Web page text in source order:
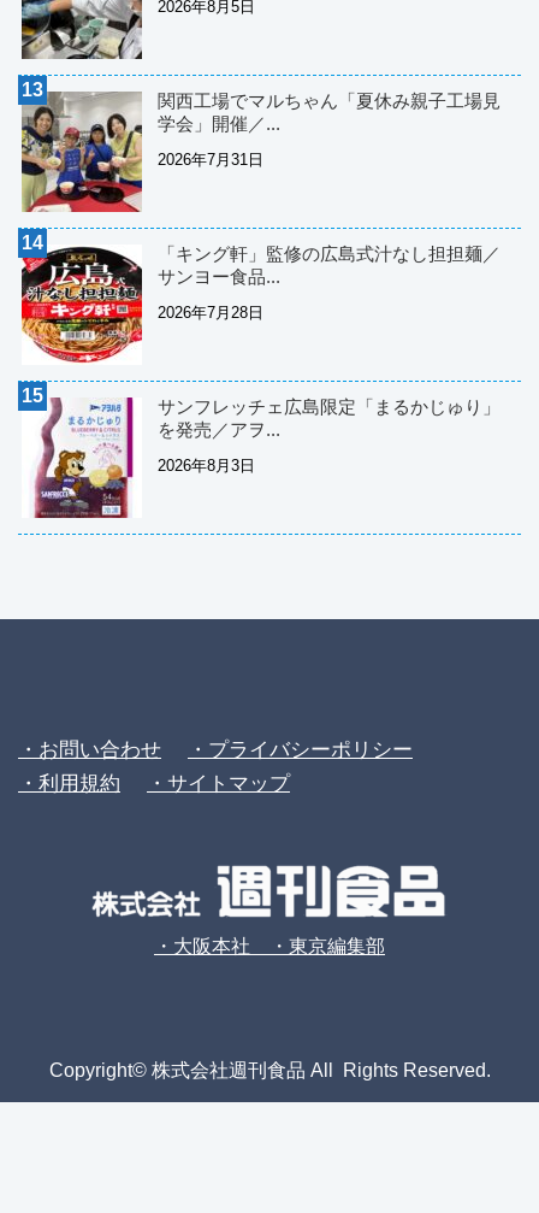
2026年8月5日
関西工場でマルちゃん「夏休み親子工場見
学会」開催／...
2026年7月31日
「キング軒」監修の広島式汁なし担担麺／
サンヨー食品...
2026年7月28日
サンフレッチェ広島限定「まるかじゅり」
を発売／アヲ...
2026年8月3日
・お問い合わせ
・プライバシーポリシー
・利用規約
・サイトマップ
・大阪本社 ・東京編集部
Copyright© 株式会社週刊食品 All Rights Reserved.